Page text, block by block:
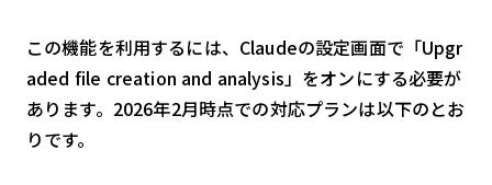
この機能を利用するには、Claudeの設定画面で「Upgr
aded file creation and analysis」をオンにする必要が
あります。2026年2月時点での対応プランは以下のとお
りです。